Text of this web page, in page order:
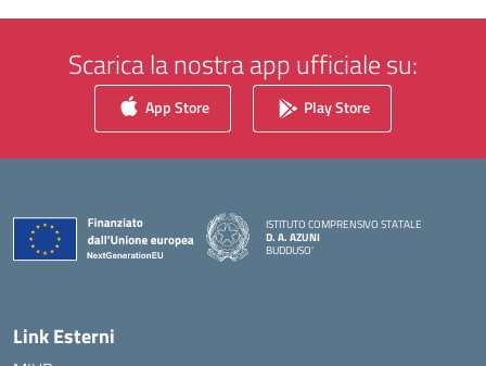
Scarica la nostra app ufficiale su:
App Store Play Store
ISTITUTO COMPRENSIVO STATALE
D. A. AZUNI
BUDDUSO'
Link Esterni